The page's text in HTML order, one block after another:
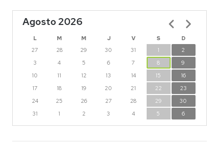
Agosto 2026
L M M J V S
D
27
28 29 30 31 1
2
3
4 5 6 7 8
9
10
11 12 13 14 15
16
17
18 19 20 21 22
23
24
25 26 27 28 29
30
31
1 2 3 4 5 6
Paginación